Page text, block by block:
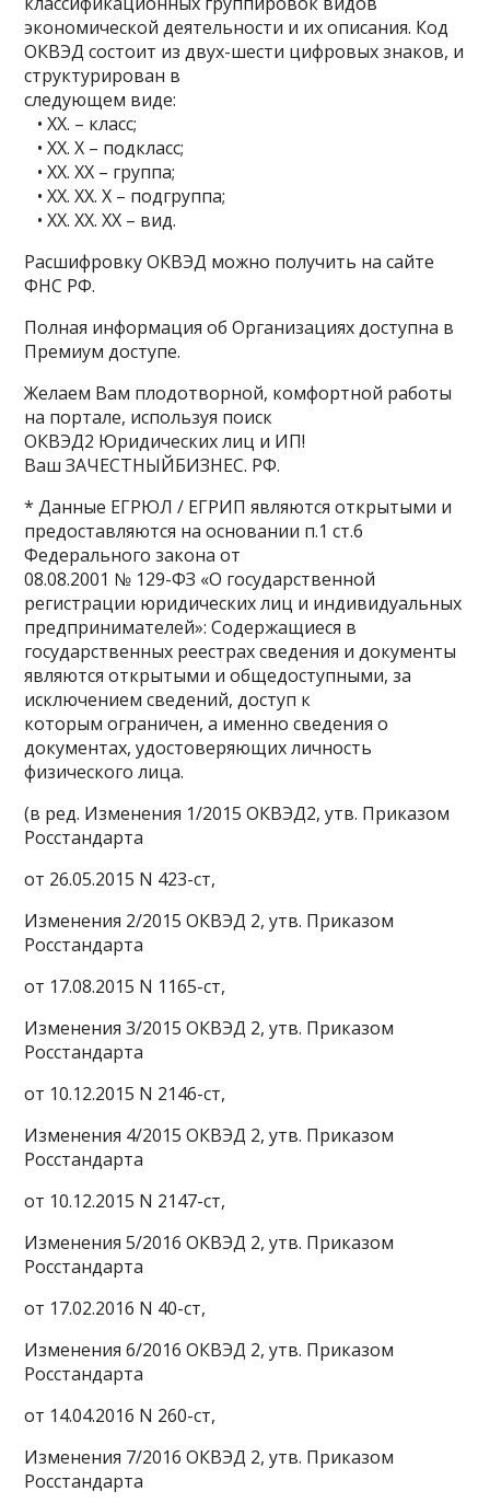
экономической деятельности и их описания. Код
ОКВЭД состоит из двух-шести цифровых знаков, и
структурирован в
следующем виде:
• ХХ. – класс;
• ХХ. Х – подкласс;
• ХХ. ХХ – группа;
• ХХ. ХХ. Х – подгруппа;
• ХХ. ХХ. ХХ – вид.
Расшифровку ОКВЭД можно получить на сайте
ФНС РФ.
Полная информация об Организациях доступна в
Премиум доступе.
Желаем Вам плодотворной, комфортной работы
на портале, используя поиск
ОКВЭД2 Юридических лиц и ИП!
Ваш ЗАЧЕСТНЫЙБИЗНЕС. РФ.
* Данные ЕГРЮЛ / ЕГРИП являются открытыми и
предоставляются на основании п.1 ст.6
Федерального закона от
08.08.2001 № 129-ФЗ «О государственной
регистрации юридических лиц и индивидуальных
предпринимателей»: Содержащиеся в
государственных реестрах сведения и документы
являются открытыми и общедоступными, за
исключением сведений, доступ к
которым ограничен, а именно сведения о
документах, удостоверяющих личность
физического лица.
(в ред. Изменения 1/2015 ОКВЭД2, утв. Приказом
Росстандарта
от 26.05.2015 N 423-ст,
Изменения 2/2015 ОКВЭД 2, утв. Приказом
Росстандарта
от 17.08.2015 N 1165-ст,
Изменения 3/2015 ОКВЭД 2, утв. Приказом
Росстандарта
от 10.12.2015 N 2146-ст,
Изменения 4/2015 ОКВЭД 2, утв. Приказом
Росстандарта
от 10.12.2015 N 2147-ст,
Изменения 5/2016 ОКВЭД 2, утв. Приказом
Росстандарта
от 17.02.2016 N 40-ст,
Изменения 6/2016 ОКВЭД 2, утв. Приказом
Росстандарта
от 14.04.2016 N 260-ст,
Изменения 7/2016 ОКВЭД 2, утв. Приказом
Росстандарта